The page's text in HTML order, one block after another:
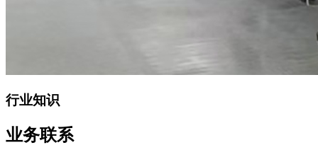
行业知识
业务联系